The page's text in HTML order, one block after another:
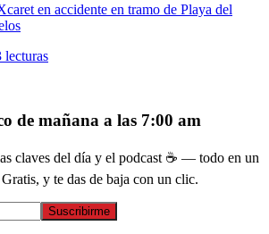
en accidente en tramo de Playa del
lecturas
de mañana a las 7:00 am
claves del día y el podcast ☕ — todo en un
y te das de baja con un clic.
Suscribirme